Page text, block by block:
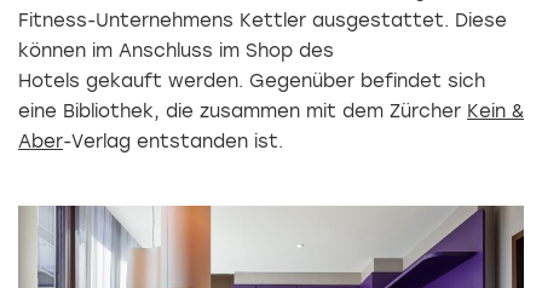
Fitness-Unternehmens Kettler ausgestattet. Diese
können im Anschluss im Shop des
Hotels gekauft werden. Gegenüber befindet sich
eine Bibliothek, die zusammen mit dem Zürcher Kein &
Aber-Verlag entstanden ist.